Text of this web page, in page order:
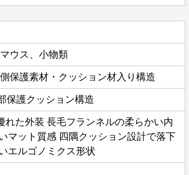
ウス、小物類
保護素材・クッション材入り構造
保護クッション構造
れた外装 長毛フランネルの柔らかい内
マット質感 四隅クッション設計で落下
エルゴノミクス形状